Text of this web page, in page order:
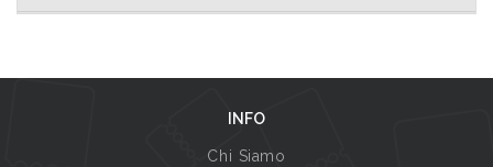
INFO
Chi Siamo